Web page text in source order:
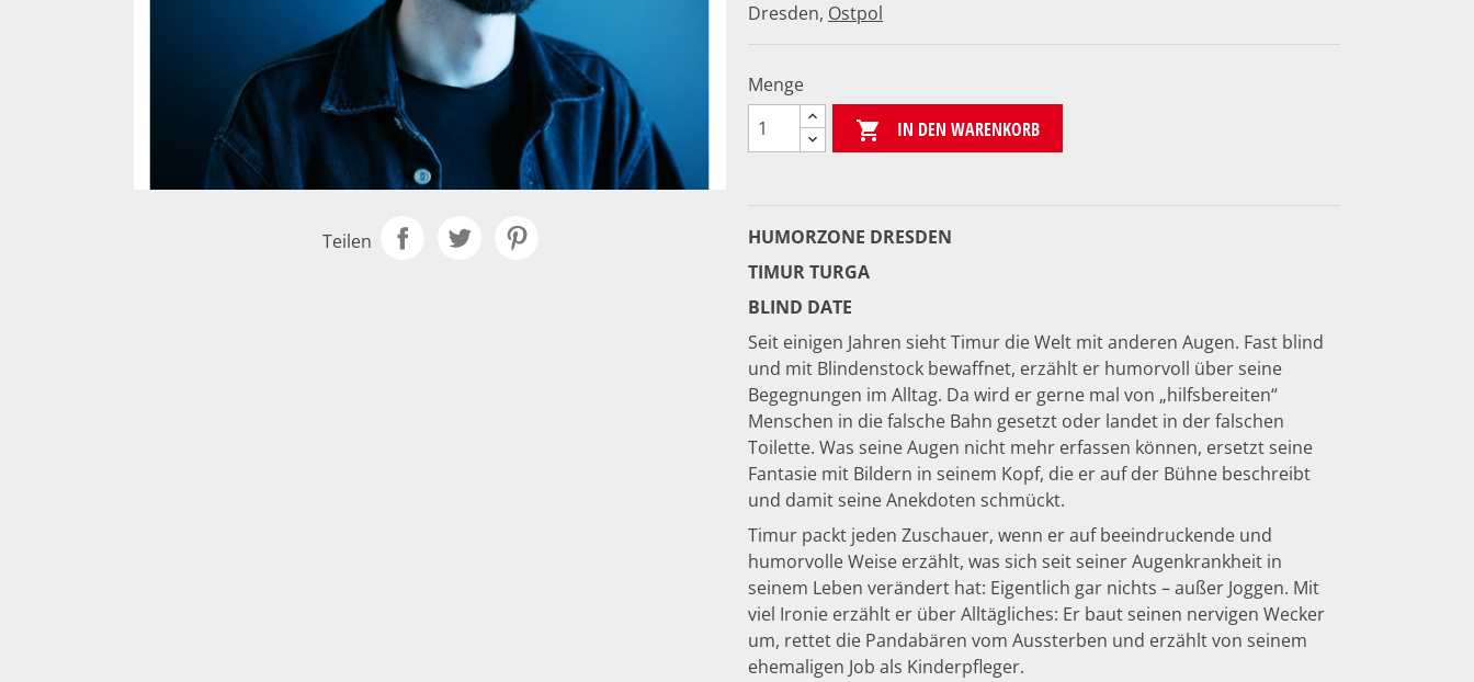
Teilen
Dresden, Ostpol
Menge
 IN DEN WARENKORB
HUMORZONE DRESDEN
TIMUR TURGA
BLIND DATE
Seit einigen Jahren sieht Timur die Welt mit anderen Augen. Fast blind
und mit Blindenstock bewaffnet, erzählt er humorvoll über seine
Begegnungen im Alltag. Da wird er gerne mal von „hilfsbereiten“
Menschen in die falsche Bahn gesetzt oder landet in der falschen
Toilette. Was seine Augen nicht mehr erfassen können, ersetzt seine
Fantasie mit Bildern in seinem Kopf, die er auf der Bühne beschreibt
und damit seine Anekdoten schmückt.
Timur packt jeden Zuschauer, wenn er auf beeindruckende und
humorvolle Weise erzählt, was sich seit seiner Augenkrankheit in
seinem Leben verändert hat: Eigentlich gar nichts – außer Joggen. Mit
viel Ironie erzählt er über Alltägliches: Er baut seinen nervigen Wecker
um, rettet die Pandabären vom Aussterben und erzählt von seinem
ehemaligen Job als Kinderpfleger.